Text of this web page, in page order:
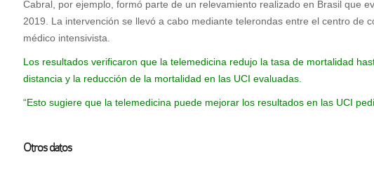
Cabral, por ejemplo, formó parte de un relevamiento realizado en Brasil que
2019. La intervención se llevó a cabo mediante telerondas entre el centro de
médico intensivista.
Los resultados verificaron que la telemedicina redujo la tasa de mortalidad
distancia y la reducción de la mortalidad en las UCI evaluadas.
“Esto sugiere que la telemedicina puede mejorar los resultados en las UCI
Otros datos